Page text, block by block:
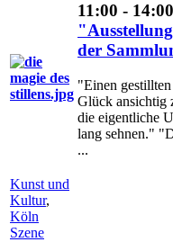
11:00 - 14:00
der
"Einen
Glück ansichtig
die eigentliche
lang sehnen."
...
Kunst und
Kultur,
Köln
Szene